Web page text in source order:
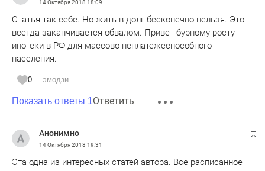
14 Октября 2018 18:09
Статья так себе. Но жить в долг бесконечно нельзя. Это
всегда заканчивается обвалом. Привет бурному росту
ипотеки в РФ для массово неплатежеспособного
населения.
0 эмодзи
Показать ответы 1Ответить
Анонимно
14 Октября 2018 19:31
Эта одна из интересных статей автора. Все расписанное